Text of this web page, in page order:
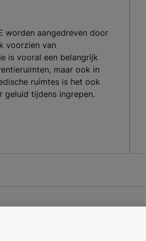
worden aangedreven door
voorzien van
is vooral een belangrijk
maar ook in
ruimtes is het ook
geluid tijdens ingrepen.